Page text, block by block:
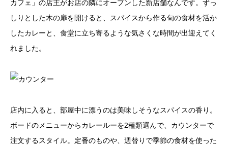
カフェ」の店主がお店の隣にオープンした新店舗なんです。ずっ
しりとした木の扉を開けると、スパイスから作る旬の食材を活か
したカレーと、食堂に立ち寄るような気さくな時間が出迎えてく
れました。
店内に入ると、部屋中に漂うのは美味しそうなスパイスの香り。
ボードのメニューからカレールーを2種類選んで、カウンターで
注文するスタイル。定番のものや、週替りで季節の食材を使った